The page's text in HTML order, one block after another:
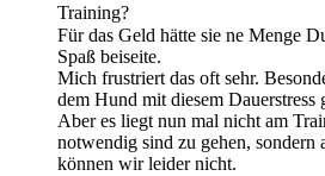
Training?
Für das Geld hätte sie ne Menge
Spaß beiseite.
Mich frustriert das oft sehr.
dem Hund mit diesem Dauerstress
Aber es liegt nun mal nicht am
notwendig sind zu gehen, sondern
können wir leider nicht.